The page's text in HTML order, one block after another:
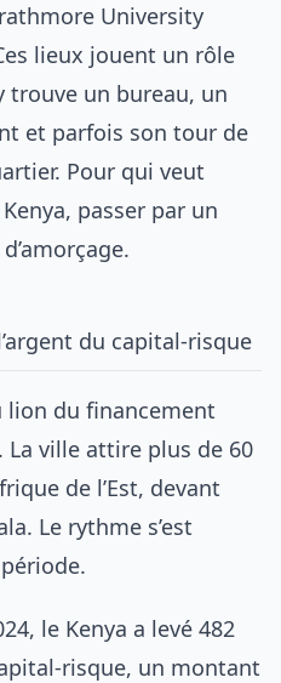
University
lieux jouent un rôle
trouve un bureau, un
et parfois son tour de
Pour qui veut
, passer par un
du capital-risque
du financement
ville attire plus de 60
de l’Est, devant
Le rythme s’est
le Kenya a levé 482
risque, un montant